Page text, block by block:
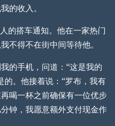
的收入。
的搭车通知。他在一家热门
不得不在街中间等待他。
的手机，问道：“这是我的
的。他接着说：“罗布，我有
喝一杯之前确保有一位优步
钟，我愿意额外支付现金作